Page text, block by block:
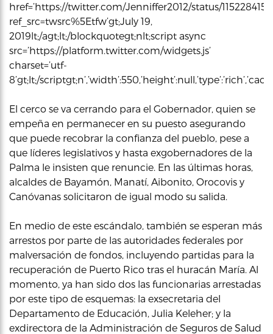
href=’https://twitter.com/Jenniffer2012/status/
ref_src=twsrc%5Etfw’gt;July 19,
2019lt;/agt;lt;/blockquotegt;nlt;script async
src=’https://platform.twitter.com/widgets.js’
charset=’utf-
8’gt;lt;/
El cerco se va cerrando para el Gobernador, quien se
empeña en permanecer en su puesto asegurando
que puede recobrar la confianza del pueblo, pese a
que líderes legislativos y hasta exgobernadores de la
Palma le insisten que renuncie. En las últimas horas,
alcaldes de Bayamón, Manatí, Aibonito, Orocovis y
Canóvanas solicitaron de igual modo su salida.
En medio de este escándalo, también se esperan más
arrestos por parte de las autoridades federales por
malversación de fondos, incluyendo partidas para la
recuperación de Puerto Rico tras el huracán María. Al
momento, ya han sido dos las funcionarias arrestadas
por este tipo de esquemas: la exsecretaria del
Departamento de Educación, Julia Keleher; y la
exdirectora de la Administración de Seguros de Salud